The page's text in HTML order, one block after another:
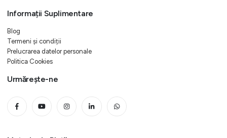
Informații Suplimentare
Blog
Termeni și condiții
Prelucrarea datelor personale
Politica Cookies
Urmărește-ne